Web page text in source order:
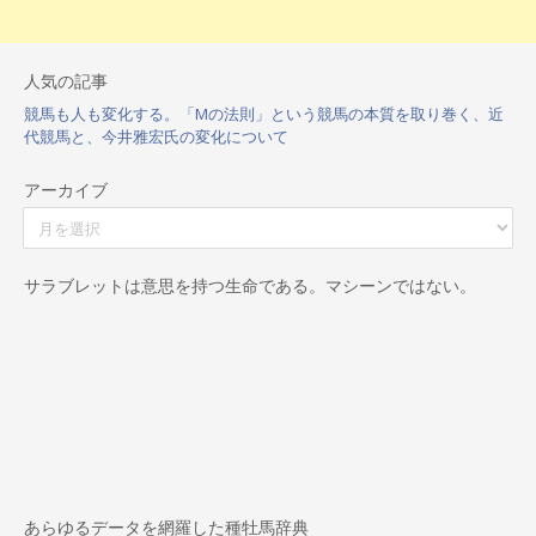
人気の記事
競馬も人も変化する。「Mの法則」という競馬の本質を取り巻く、近
代競馬と、今井雅宏氏の変化について
アーカイブ
イ
サラブレットは意思を持つ生命である。マシーンではない。
あらゆるデータを網羅した種牡馬辞典